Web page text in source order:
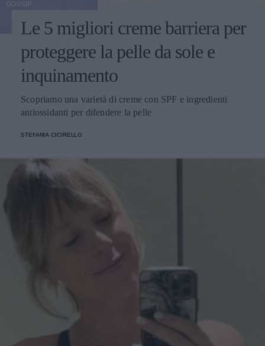
Le 5 migliori creme barriera per
proteggere la pelle da sole e
inquinamento
Scopriamo una varietà di creme con SPF e ingredienti
antiossidanti per difendere la pelle
STEFANIA CICIRELLO